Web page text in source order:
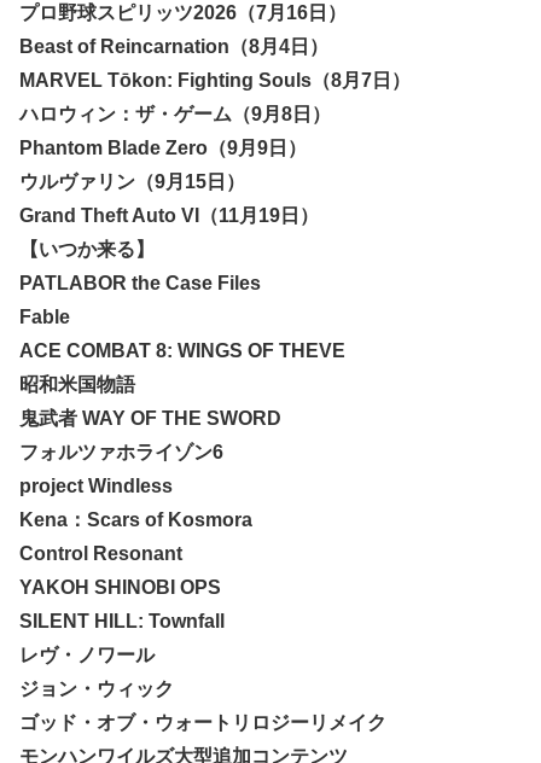
プロ野球スピリッツ2026（7月16日）
Beast of Reincarnation（8月4日）
MARVEL Tōkon: Fighting Souls（8月7日）
ハロウィン：ザ・ゲーム（9月8日）
Phantom Blade Zero（9月9日）
ウルヴァリン（9月15日）
Grand Theft Auto VI（11月19日）
【いつか来る】
PATLABOR the Case Files
Fable
ACE COMBAT 8: WINGS OF THEVE
昭和米国物語
鬼武者 WAY OF THE SWORD
フォルツァホライゾン6
project Windless
Kena：Scars of Kosmora
Control Resonant
YAKOH SHINOBI OPS
SILENT HILL: Townfall
レヴ・ノワール
ジョン・ウィック
ゴッド・オブ・ウォートリロジーリメイク
モンハンワイルズ大型追加コンテンツ